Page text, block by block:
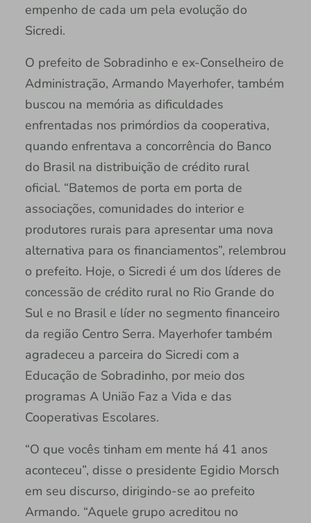
empenho de cada um pela evolução do
Sicredi.
O prefeito de Sobradinho e ex-Conselheiro de
Administração, Armando Mayerhofer, também
buscou na memória as dificuldades
enfrentadas nos primórdios da cooperativa,
quando enfrentava a concorrência do Banco
do Brasil na distribuição de crédito rural
oficial. “Batemos de porta em porta de
associações, comunidades do interior e
produtores rurais para apresentar uma nova
alternativa para os financiamentos”, relembrou
o prefeito. Hoje, o Sicredi é um dos líderes de
concessão de crédito rural no Rio Grande do
Sul e no Brasil e líder no segmento financeiro
da região Centro Serra. Mayerhofer também
agradeceu a parceira do Sicredi com a
Educação de Sobradinho, por meio dos
programas A União Faz a Vida e das
Cooperativas Escolares.
“O que vocês tinham em mente há 41 anos
aconteceu”, disse o presidente Egidio Morsch
em seu discurso, dirigindo-se ao prefeito
Armando. “Aquele grupo acreditou no